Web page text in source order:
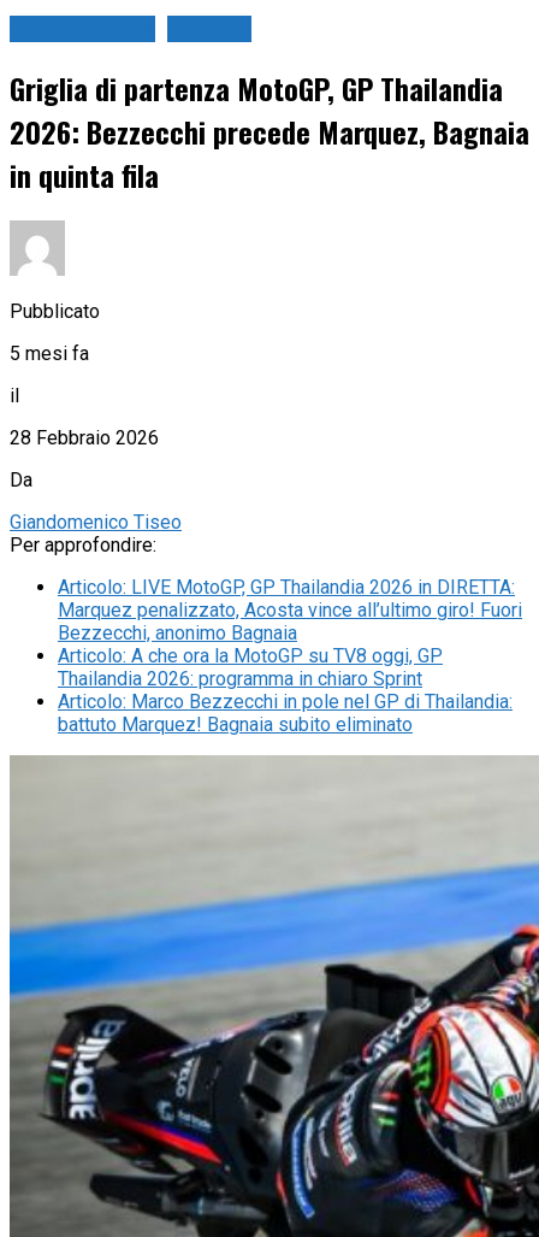
Griglia di partenza MotoGP, GP Thailandia
2026: Bezzecchi precede Marquez, Bagnaia
in quinta fila
Pubblicato
5 mesi fa
il
28 Febbraio 2026
Da
Giandomenico Tiseo
Per approfondire:
Articolo: LIVE MotoGP, GP Thailandia 2026 in DIRETTA:
Marquez penalizzato, Acosta vince all’ultimo giro! Fuori
Bezzecchi, anonimo Bagnaia
Articolo: A che ora la MotoGP su TV8 oggi, GP
Thailandia 2026: programma in chiaro Sprint
Articolo: Marco Bezzecchi in pole nel GP di Thailandia:
battuto Marquez! Bagnaia subito eliminato